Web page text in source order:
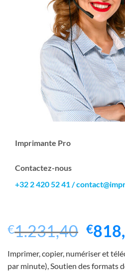
Imprimante Pro
Contactez-nous
+32 2 420 52 41/
€1.231,40 Le
prix
€
Imprimer, copier, numériser et
par minute), Soutien des formats